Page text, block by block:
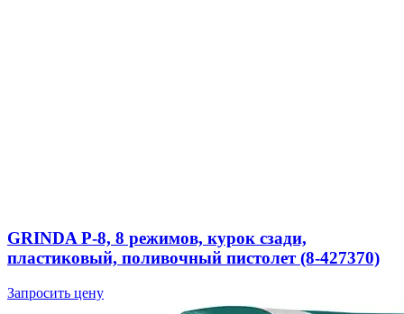
GRINDA P-8, 8 режимов, курок сзади,
пластиковый, поливочный пистолет (8-427370)
Запросить цену